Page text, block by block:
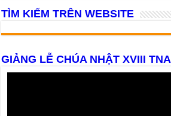
TÌM KIẾM TRÊN WEBSITE
GIẢNG LỄ CHÚA NHẬT XVIII TNA